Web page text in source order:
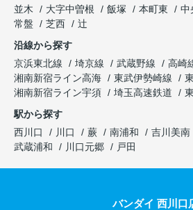
並木
大字中曽根 飯塚 本町東 中
常盤
芝西
辻
沿線から探す
京浜東北線
埼京線 武蔵野線
高崎
湘南新宿ライン高海
東武伊勢崎線
湘南新宿ライン宇須
埼玉高速鉄道
駅から探す
西川口
川口 蕨 南浦和 吉川美南
武蔵浦和
川口元郷 戸田
バンダイ 西川口